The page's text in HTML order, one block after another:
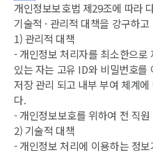
개인정보보호법 제29조에 따라
기술적 · 관리적 대책을 강구하
1) 관리적 대책
- 개인정보 처리자를 최소한으로
있는 자는 고유 ID와 비밀번호를
저장 관리 되고 내부 부여 체계
다.
- 개인정보보호를 위하여 전 직
2) 기술적 대책
- 개인정보 처리에 이용하는 정